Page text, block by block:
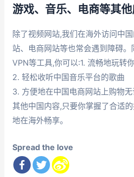
游戏、音乐、电商等其他
除了视频网站,我们在海外访问中
站、电商网站等也常会遇到障碍。
VPN等工具,你可以:1. 流畅地玩转
2. 轻松收听中国音乐平台的歌曲
3. 方便地在中国电商网站上购物
其他中国内容,只要你掌握了合适
地在海外畅享。
Spread the love